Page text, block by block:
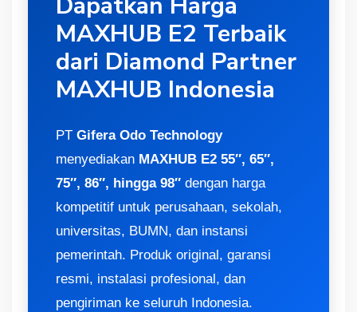
MAXHUB E2 Terbaik
dari Diamond Partner
MAXHUB Indonesia
PT Gifera Odo Technology
menyediakan MAXHUB E2 55″, 65″,
75″, 86″, hingga 98″ dengan harga
kompetitif untuk perusahaan, sekolah,
universitas, BUMN, dan instansi
pemerintah. Produk original, garansi
resmi, instalasi profesional, dan
pengiriman ke seluruh Indonesia.